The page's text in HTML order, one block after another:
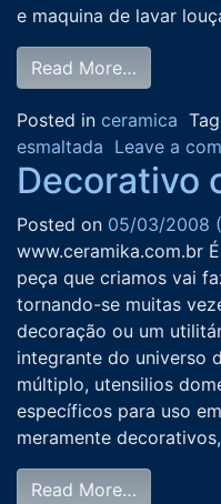
e maquina de lavar
Read More…
Posted in ceramica
esmaltada Leave a
Decorativo
Posted on 05/03/2008
www.ceramika.com.br
peça que criamos vai
tornando-se muitas
decoração ou um
integrante do universo
múltiplo, utensilios
específicos para uso
meramente
Read More…